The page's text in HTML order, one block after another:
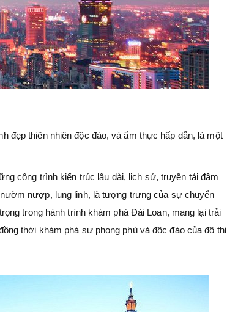
đẹp thiên nhiên độc đáo, và ẩm thực hấp dẫn, là một
công trình kiến trúc lâu dài, lịch sử, truyền tải đậm
nượp, lung linh, là tượng trưng của sự chuyển
trong hành trình khám phá Đài Loan, mang lại trải
thời khám phá sự phong phú và độc đáo của đô thị